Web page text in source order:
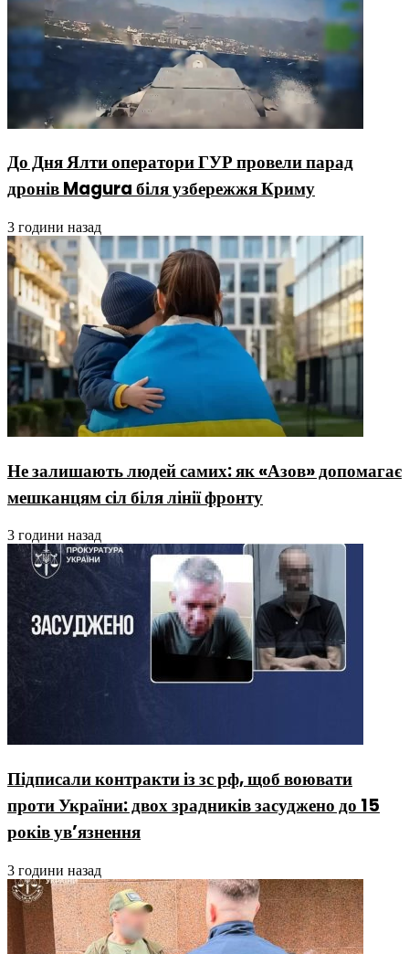
До Дня Ялти оператори ГУР провели парад
дронів Magura біля узбережжя Криму
3 години назад
Не залишають людей самих: як «Азов» допомагає
мешканцям сіл біля лінії фронту
3 години назад
Підписали контракти із зс рф, щоб воювати
проти України: двох зрадників засуджено до 15
років ув’язнення
3 години назад